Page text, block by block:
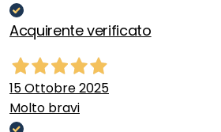
Acquirente verificato
15 Ottobre 2025
Molto bravi